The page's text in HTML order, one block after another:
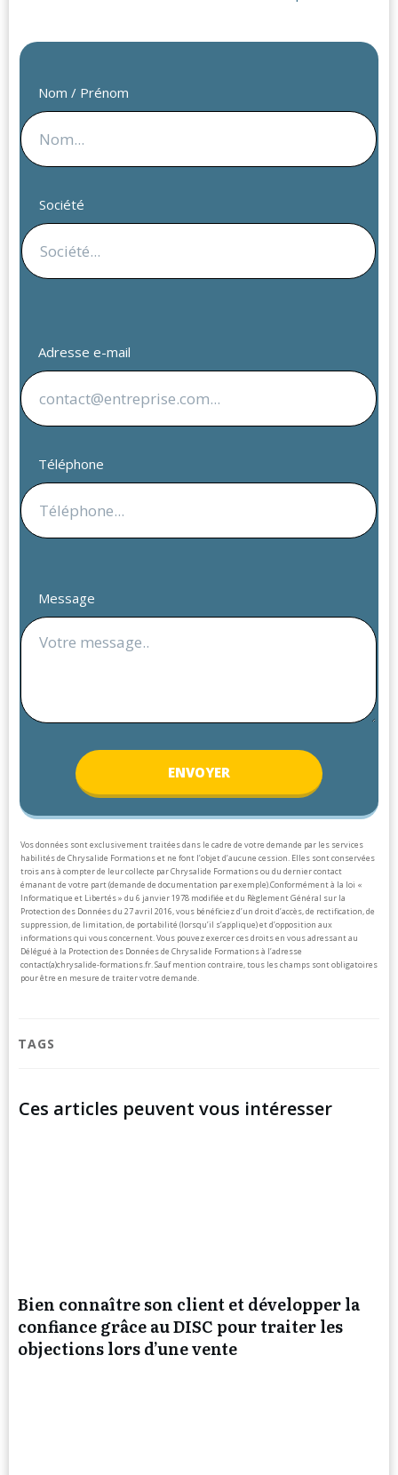
Nom / Prénom
Société
Adresse e-mail
Téléphone
Message
ENVOYER
Vos données sont exclusivement traitées dans le cadre de votre demande par les services
habilités de Chrysalide Formations et ne font l’objet d’aucune cession. Elles sont conservées
trois ans à compter de leur collecte par Chrysalide Formations ou du dernier contact
émanant de votre part (demande de documentation par exemple).Conformément à la loi «
Informatique et Libertés » du 6 janvier 1978 modifiée et du Règlement Général sur la
Protection des Données du 27 avril 2016, vous bénéficiez d’un droit d’accès, de rectification, de
suppression, de limitation, de portabilité (lorsqu’il s’applique) et d’opposition aux
informations qui vous concernent. Vous pouvez exercer ces droits en vous adressant au
Délégué à la Protection des Données de Chrysalide Formations à l’adresse
contact(a)chrysalide-formations.fr.Sauf mention contraire, tous les champs sont obligatoires
pour être en mesure de traiter votre demande.
TAGS
Ces articles peuvent vous intéresser
Bien connaître son client et développer la
confiance grâce au DISC pour traiter les
objections lors d’une vente